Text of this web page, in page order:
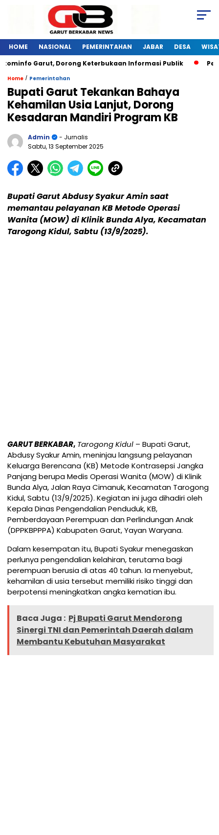
HOME NASIONAL PEMERINTAHAN JABAR DESA
Garut, Dorong Keterbukaan Informasi Publik
Home / Pemerintahan
Bupati Garut Tekankan Bahaya
Kehamilan Usia Lanjut, Dorong
Kesadaran Mandiri Program KB
Admin
- Jurnalis
Sabtu, 13 September 2025
Bupati Garut Abdusy Syakur Amin saat
memantau pelayanan KB Metode Operasi
Wanita (MOW) di Klinik Bunda Alya, Kecamatan
Tarogong Kidul, Sabtu (13/9/2025).
GARUT BERKABAR, Tarogong Kidul – Bupati Garut,
Abdusy Syakur Amin, meninjau langsung pelayanan
Keluarga Berencana (KB) Metode Kontrasepsi Jangka
Panjang berupa Medis Operasi Wanita (MOW) di Klinik
Bunda Alya, Jalan Raya Cimanuk, Kecamatan Tarogong
Kidul, Sabtu (13/9/2025). Kegiatan ini juga dihadiri oleh
Kepala Dinas Pengendalian Penduduk, KB,
Pemberdayaan Perempuan dan Perlindungan Anak
(DPPKBPPPA) Kabupaten Garut, Yayan Waryana.
Dalam kesempatan itu, Bupati Syakur menegaskan
perlunya pengendalian kelahiran, terutama bagi
perempuan berusia di atas 40 tahun. Ia menyebut,
kehamilan di usia tersebut memiliki risiko tinggi dan
berpotensi meningkatkan angka kematian ibu.
Baca Juga : Pj Bupati Garut Mendorong
Sinergi TNI dan Pemerintah Daerah dalam
Membantu Kebutuhan Masyarakat